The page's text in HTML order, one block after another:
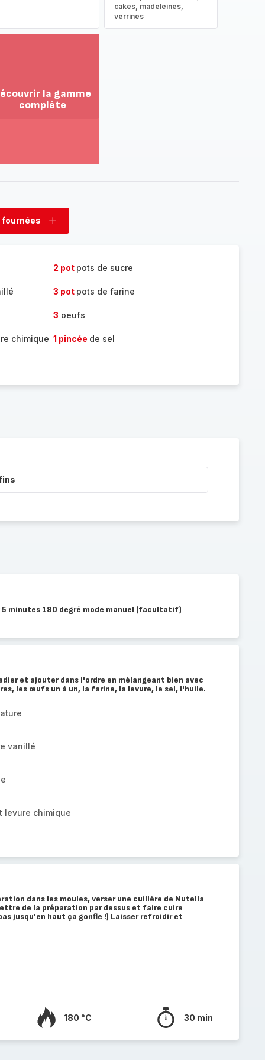
cakes, madeleines,
verrines
la gamme
complète
fournées
Ajouter
2 pot pots de sucre
3 pot pots de farine
3 oeufs
chimique 1 pincée de sel
minutes 180 degré mode manuel (facultatif)
et ajouter dans l'ordre en mélangeant bien avec
les œufs un à un, la farine, la levure, le sel, l'huile.
vanillé
levure chimique
dans les moules, verser une cuillère de Nutella
de la préparation par dessus et faire cuire
jusqu'en haut ça gonfle !) Laisser refroidir et
180 °C 30 min